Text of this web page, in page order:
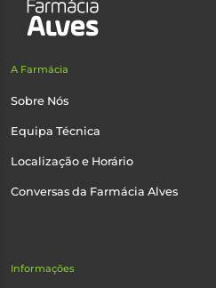
A Farmácia
Sobre Nós
Equipa Técnica
Localização e Horário
Conversas da Farmácia Alves
Informações